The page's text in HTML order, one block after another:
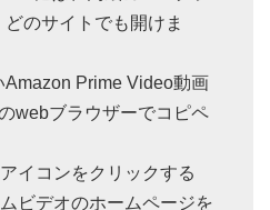
のサイトでも開けま
Amazon Prime Video動画
webブラウザーでコピペ
イコンをクリックする
ビデオのホームページを